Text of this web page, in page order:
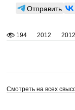
Отправить
194 2012 2012
Смотреть на всех